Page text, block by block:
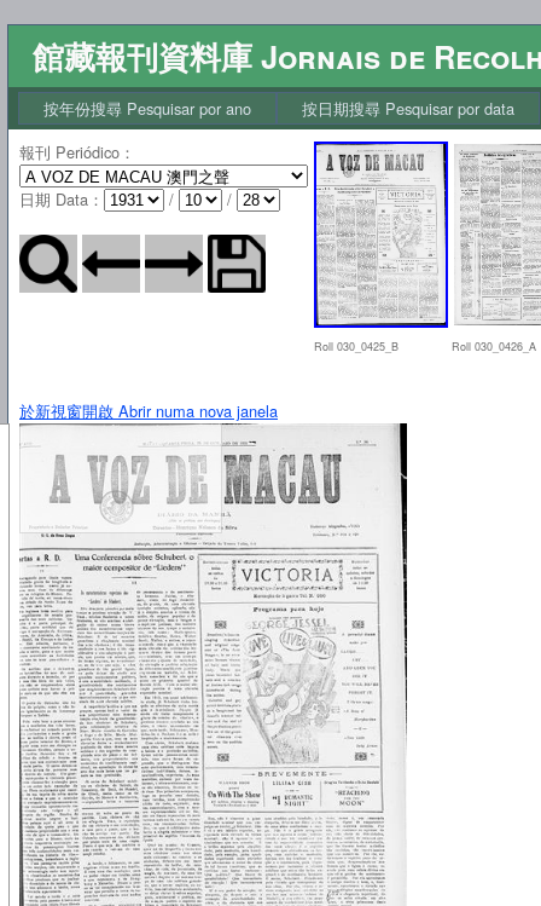
館藏報刊資料庫 Jornais de
按年份搜尋 Pesquisar por ano
按日期搜尋 Pesquisar por data
報刊 Periódico ：
日期 Data ： / /
Roll 030_0425_B Roll 030_0426_A
於新視窗開啟 Abrir numa nova janela